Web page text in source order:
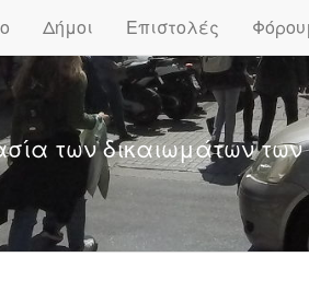
Δήμοι Επιστολές
των δικαιωμάτων